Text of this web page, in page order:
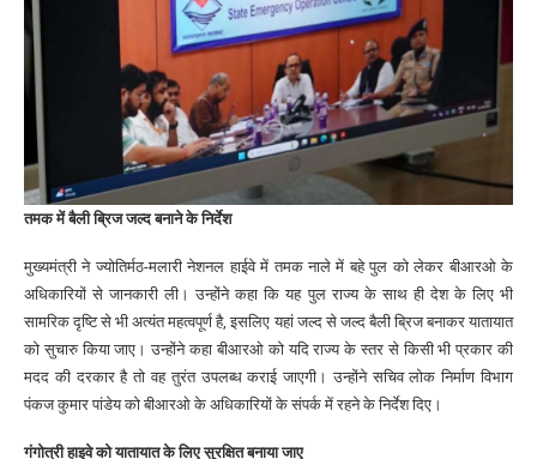
तमक में बैली ब्रिज जल्द बनाने के निर्देश
मुख्यमंत्री ने ज्योतिर्मठ-मलारी नेशनल हाईवे में तमक नाले में बहे पुल को लेकर बीआरओ के
अधिकारियों से जानकारी ली। उन्होंने कहा कि यह पुल राज्य के साथ ही देश के लिए भी
सामरिक दृष्टि से भी अत्यंत महत्वपूर्ण है, इसलिए यहां जल्द से जल्द बैली ब्रिज बनाकर यातायात
को सुचारु किया जाए। उन्होंने कहा बीआरओ को यदि राज्य के स्तर से किसी भी प्रकार की
मदद की दरकार है तो वह तुरंत उपलब्ध कराई जाएगी। उन्होंने सचिव लोक निर्माण विभाग
पंकज कुमार पांडेय को बीआरओ के अधिकारियों के संपर्क में रहने के निर्देश दिए।
गंगोत्री हाइवे को यातायात के लिए सुरक्षित बनाया जाए